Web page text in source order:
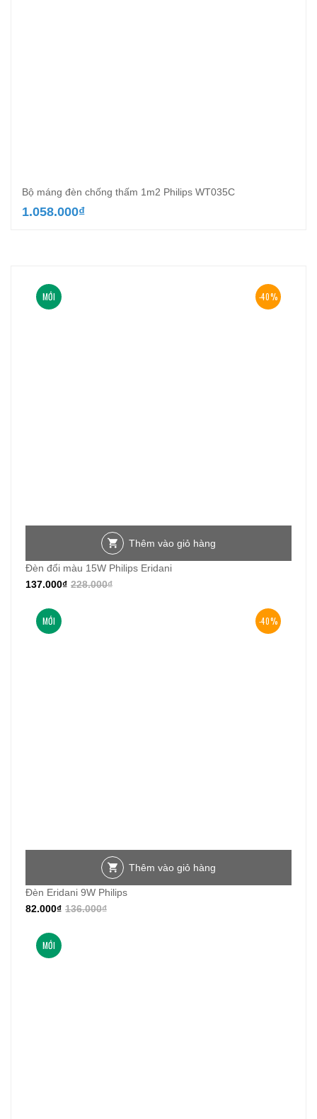
Bộ máng đèn chống thấm 1m2 Philips WT035C
1.058.000₫
-40%
MỚI
Thêm vào giỏ hàng
Đèn đổi màu 15W Philips Eridani
228.000₫
137.000₫
-40%
MỚI
Thêm vào giỏ hàng
Đèn Eridani 9W Philips
136.000₫
82.000₫
MỚI